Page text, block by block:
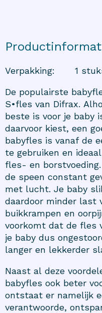
Verpakking:
1
De populairste
S•fles van Difrax.
beste is voor je baby
daarvoor kiest, een
babyfles is vanaf de
te gebruiken en
fles- en
de speen constant
met lucht. Je baby
daardoor minder last
buikkrampen en
voorkomt dat de fles
je baby dus
langer en lekkerder
Naast al deze
babyfles ook beter
ontstaat er namelijk
verantwoorde,